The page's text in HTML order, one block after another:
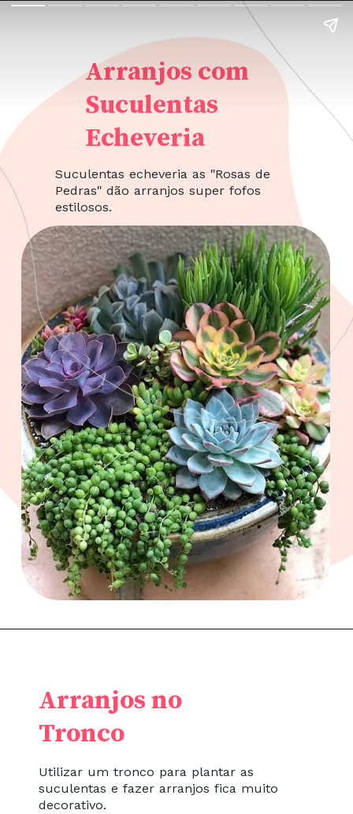
Suculentas echeveria as "Rosas de
Pedras" dão arranjos super fofos
estilosos.
Arranjos com
Suculentas
Echeveria
Utilizar um tronco para plantar as
suculentas e fazer arranjos fica muito
decorativo.
Arranjos no
Tronco